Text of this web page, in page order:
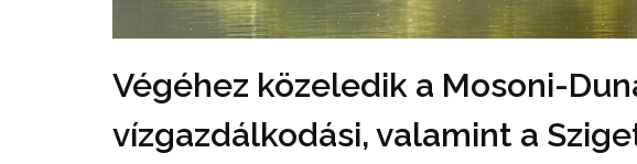
Végéhez közeledik a Mosoni-
vízgazdálkodási, valamint a